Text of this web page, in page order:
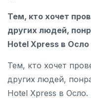
Тем, кто хочет
других людей,
Hotel Xpress в Осло
Тем, кто хочет
других людей,
Hotel Xpress в Осло.